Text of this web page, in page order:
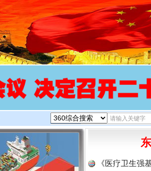
《医疗卫生强
行业协会接连发公告 东